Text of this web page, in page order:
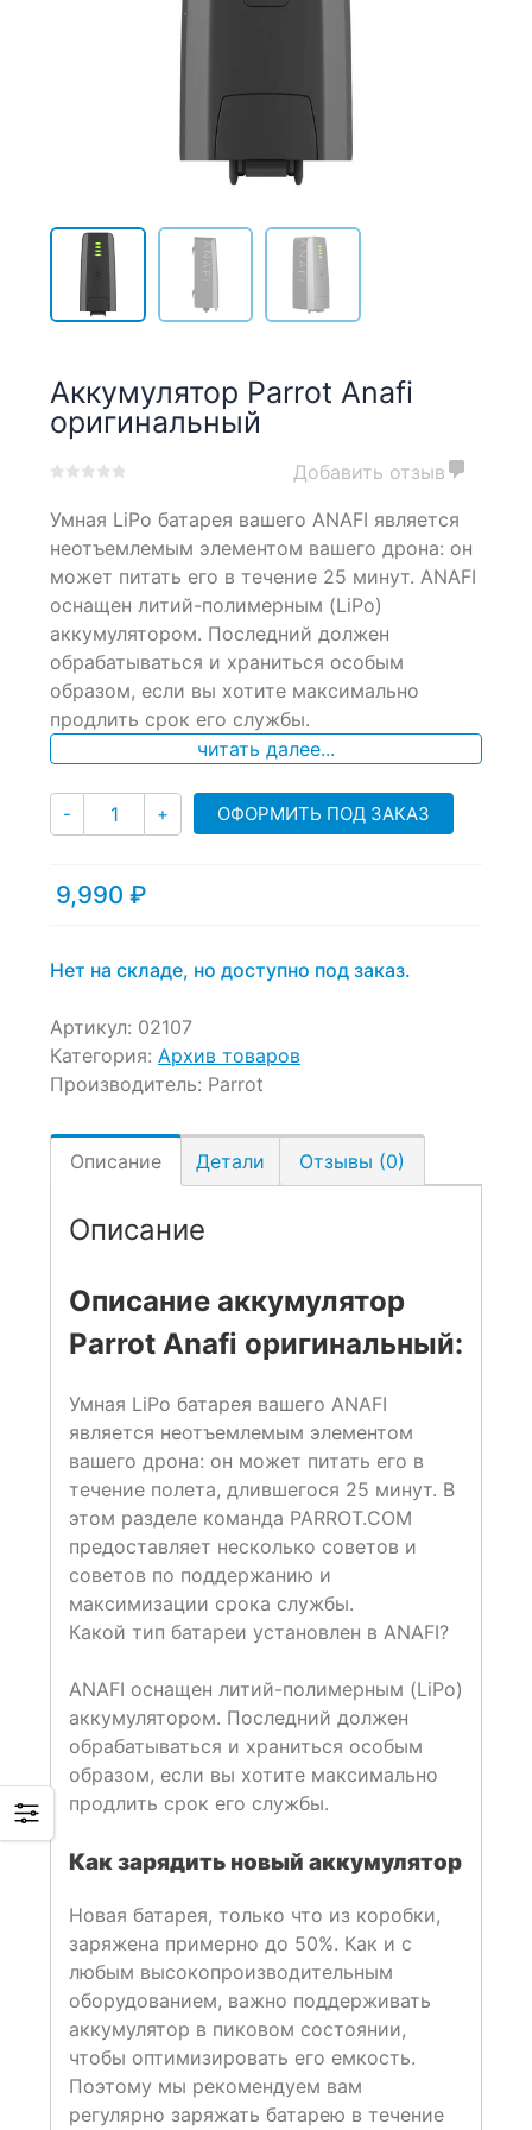
Аккумулятор Parrot Anafi
оригинальный
out
on
customer
ratings
Добавить отзыв
Умная LiPo батарея вашего ANAFI является
неотъемлемым элементом вашего дрона: он
может питать его в течение 25 минут. ANAFI
оснащен литий-полимерным (LiPo)
аккумулятором. Последний должен
обрабатываться и храниться особым
образом, если вы хотите максимально
продлить срок его службы.
читать далее...
- Количество
+ ОФОРМИТЬ ПОД ЗАКАЗ
9,990 ₽
Нет на складе, но доступно под заказ.
Артикул: 02107
Категория: Архив товаров
Производитель: Parrot
Описание Детали Отзывы (0)
Описание
Описание аккумулятор
Parrot Anafi оригинальный:
Умная LiPo батарея вашего ANAFI
является неотъемлемым элементом
вашего дрона: он может питать его в
течение полета, длившегося 25 минут. В
этом разделе команда PARROT.COM
предоставляет несколько советов и
советов по поддержанию и
максимизации срока службы.
Какой тип батареи установлен в ANAFI?
ANAFI оснащен литий-полимерным (LiPo)
аккумулятором. Последний должен
обрабатываться и храниться особым
образом, если вы хотите максимально
продлить срок его службы.
Как зарядить новый аккумулятор
Новая батарея, только что из коробки,
заряжена примерно до 50%. Как и с
любым высокопроизводительным
оборудованием, важно поддерживать
аккумулятор в пиковом состоянии,
чтобы оптимизировать его емкость.
Поэтому мы рекомендуем вам
регулярно заряжать батарею в течение